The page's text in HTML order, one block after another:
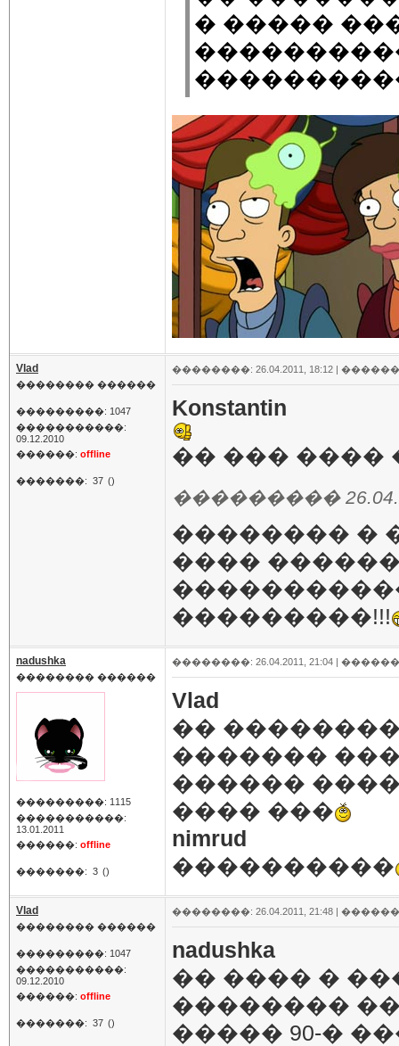
� �����
Vlad
�������� ������
���������: 1047
�����������:
09.12.2010
������: offline
�������: 37 ()
��������: 26.04.2011, 18:12 |
Konstantin
�� ��� ����
���������
�������� �
����
���������!!!
nadushka
�������� ������
���������: 1115
�����������:
13.01.2011
������: offline
�������: 3 ()
��������: 26.04.2011, 21:04 |
Vlad
��
�������
������
���� ���
nimrud
����������
Vlad
�������� ������
���������: 1047
�����������:
09.12.2010
������: offline
�������: 37 ()
��������: 26.04.2011, 21:48 |
nadushka
�� ���� �
��������
����� 90-�